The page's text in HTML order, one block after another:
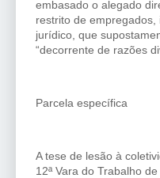
embasado o alegado
restrito de
jurídico, que
“decorrente de razões
Parcela específica
A tese de lesão à
12ª Vara do Trabalho